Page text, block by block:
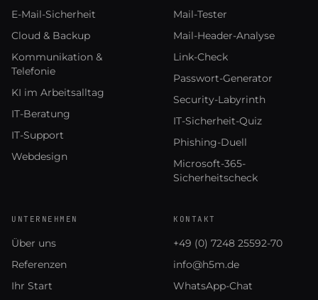
E-Mail-Sicherheit
Cloud & Backup
Kommunikation &
Telefonie
KI im Arbeitsalltag
IT-Beratung
IT-Support
Webdesign
Mail-Tester
Mail-Header-Analyse
Link-Check
Passwort-Generator
Security-Labyrinth
IT-Sicherheit-Quiz
Phishing-Duell
Microsoft-365-
Sicherheitscheck
UNTERNEHMEN
Über uns
Referenzen
Ihr Start
KONTAKT
+49 (0) 7248 25592-70
info@h5m.de
WhatsApp-Chat